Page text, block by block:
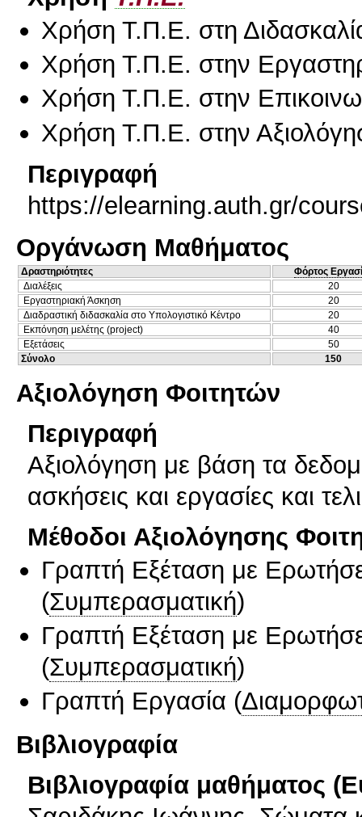
Χρήση Τ.Π.Ε. στη
Χρήση Τ.Π.Ε. στην
Χρήση Τ.Π.Ε. στην
Χρήση Τ.Π.Ε. στην
Περιγραφή
https://elearning.auth.gr/
Οργάνωση Μαθήματος
Δραστηριότητες
Φόρτος
Διαλέξεις
20
Εργαστηριακή Άσκηση
20
Διαδραστική διδασκαλία στο Υπολογιστικό Κέντρο
20
Εκπόνηση μελέτης (project)
40
Εξετάσεις
50
Σύνολο
150
Αξιολόγηση Φοιτητών
Περιγραφή
Αξιολόγηση με βάση τα
ασκήσεις και εργασίες και
Μέθοδοι Αξιολόγησης
Γραπτή Εξέταση με
(Συμπερασματική)
Γραπτή Εξέταση με
(Συμπερασματική)
Γραπτή Εργασία (
Βιβλιογραφία
Βιβλιογραφία μαθήματος